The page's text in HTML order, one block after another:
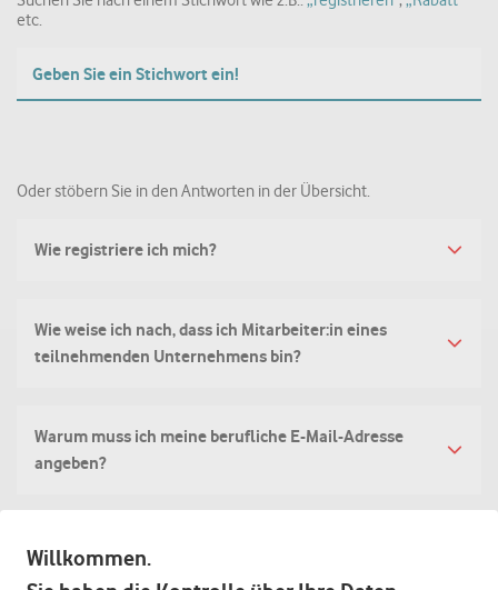
Willkommen.
etc.
Oder stöbern Sie in den Antworten in der Übersicht.
Wie registriere ich mich?
Wie weise ich nach, dass ich Mitarbeiter:in eines
teilnehmenden Unternehmens bin?
Warum muss ich meine berufliche E-Mail-Adresse
angeben?